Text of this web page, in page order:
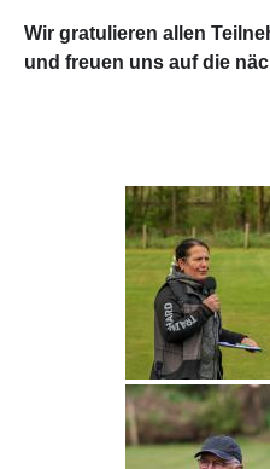
Wir gratulieren allen
und freuen uns auf die